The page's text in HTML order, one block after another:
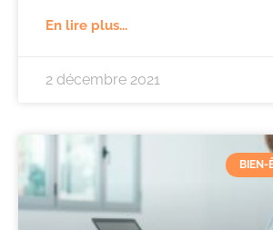
En lire plus...
2 décembre 2021
BIEN-